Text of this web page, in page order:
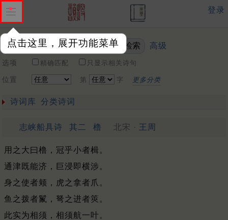
点击这里，展开功能菜单
登录
关键词 高级
选项 精确匹配 只显示相关诗句
位置 第 字 更多分类
诗词库 分类诗词
志峡船具诗 其二 橹 北宋 · 王周
用之大曰橹，冠乎小者楫。
通津既能济，巨浸即横涉。
身之使者颊，虎之拿者爪。
鱼之拨者鬣，弩之进者筴。
此实为相须，相须航一叶。